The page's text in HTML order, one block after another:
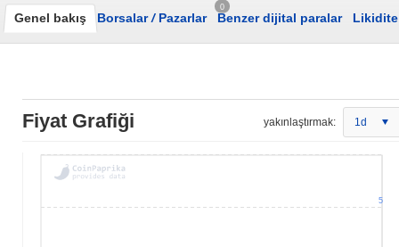
Genel bakış Borsalar/Pazarlar
0
Benzer dijital paralar Likidite
Fiyat Grafiği yakınlaştırmak: 1d
5